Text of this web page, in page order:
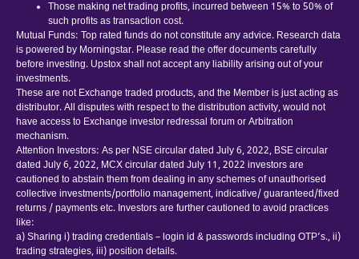
Those making net trading profits, incurred between 15% to 50% of
such profits as transaction cost.
Mutual Funds: Top rated funds do not constitute any advice. Research data
is powered by Morningstar. Please read the offer documents carefully
before investing. Upstox shall not accept any liability arising out of your
investments.
These are not Exchange traded products, and the Member is just acting as
distributor. All disputes with respect to the distribution activity, would not
have access to Exchange investor redressal forum or Arbitration
mechanism.
Attention Investors: As per NSE circular dated July 6, 2022, BSE circular
dated July 6, 2022, MCX circular dated July 11, 2022 investors are
cautioned to abstain them from dealing in any schemes of unauthorised
collective investments/portfolio management, indicative/ guaranteed/fixed
returns / payments etc. Investors are further cautioned to avoid practices
like:
a) Sharing i) trading credentials – login id & passwords including OTP’s., ii)
trading strategies, iii) position details.